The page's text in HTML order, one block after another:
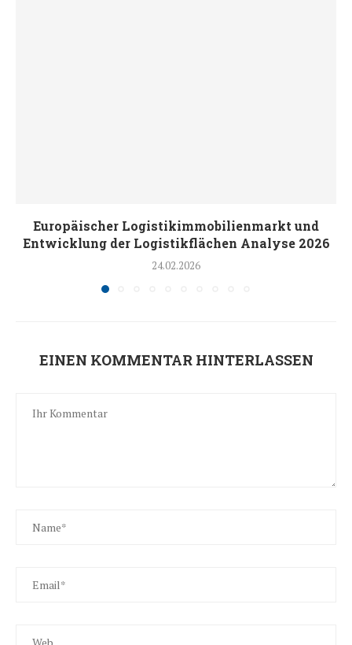
Europäischer Logistikimmobilienmarkt und
Entwicklung der Logistikflächen Analyse 2026
24.02.2026
EINEN KOMMENTAR HINTERLASSEN